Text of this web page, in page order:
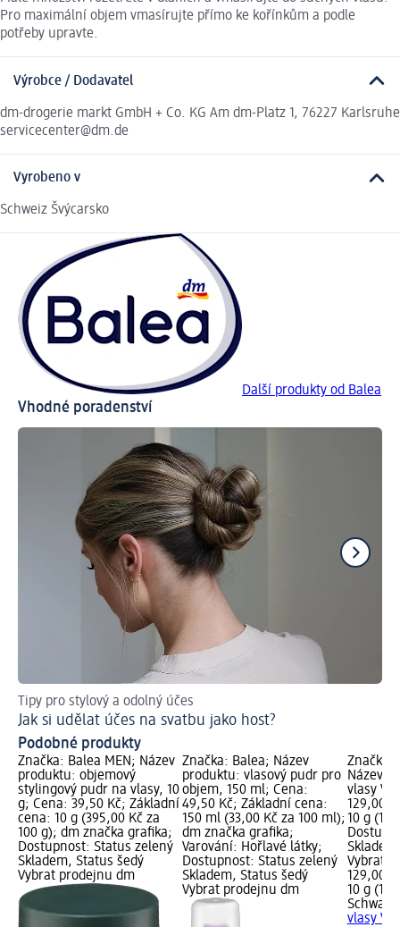
Pro maximální objem vmasírujte přímo ke kořínkům a podle
potřeby upravte.
Výrobce / Dodavatel
dm-drogerie markt GmbH + Co. KG Am dm-Platz 1, 76227 Karlsruhe
servicecenter@dm.de
Vyrobeno v
Schweiz Švýcarsko
Další produkty od Balea
Vhodné poradenství
Tipy pro stylový a odolný účes
Jak si udělat účes na svatbu jako host?
Podobné produkty
Značka: Balea MEN; Název
produktu: objemový
stylingový pudr na vlasy, 10
g; Cena: 39,50 Kč; Základní
cena: 10 g (395,00 Kč za
100 g); dm značka grafika;
Dostupnost: Status zelený
Skladem, Status šedý
Vybrat prodejnu dm
Značka: Balea; Název
produktu: vlasový pudr pro
objem, 150 ml; Cena:
49,50 Kč; Základní cena:
150 ml (33,00 Kč za 100 ml);
dm značka grafika;
Varování: Hořlavé látky;
Dostupnost: Status zelený
Skladem, Status šedý
Vybrat prodejnu dm
Značka:
Název
vlasy
129,00
10 g
Vybrat
129,00
10 g
vlasy